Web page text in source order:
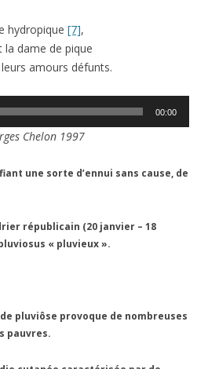
hydropique [7],
dame de pique
amours défunts.
00:00
Chelon 1997
une sorte d’ennui sans cause, de
républicain (20 janvier – 18
« pluvieux ».
pluviôse provoque de nombreuses
pauvres.